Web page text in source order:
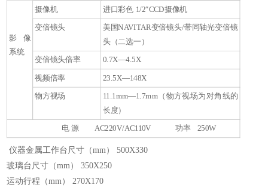
影像
系统
摄像机 进口彩色 1/2″CCD摄像机
变倍镜头 美国NAVITAR变倍镜头/带同轴光变倍镜
头（二选一）
变倍镜头倍率 0.7X—4.5X
视频倍率 23.5X—148X
物方视场
11.1mm—1.7mm（物方视场为对角线的
长度）
电 源 AC220V/AC110V 功率 250W
仪器金属工作台尺寸（mm） 500X330
玻璃台尺寸（mm） 350X250
运动行程（mm） 270X170